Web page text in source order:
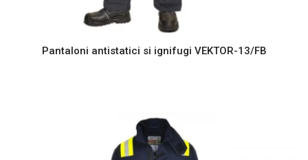
Pantaloni antistatici si ignifugi VEKTOR-13/FB